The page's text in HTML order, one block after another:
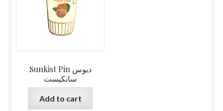
Sunkist Pin دبوس
سانكيست
Add to cart